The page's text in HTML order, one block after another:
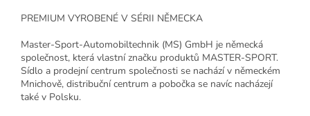
PREMIUM VYROBENÉ V SÉRII NĚMECKA
Master-Sport-Automobiltechnik (MS) GmbH je německá
společnost, která vlastní značku produktů MASTER-SPORT.
Sídlo a prodejní centrum společnosti se nachází v německém
Mnichově, distribuční centrum a pobočka se navíc nacházejí
také v Polsku.